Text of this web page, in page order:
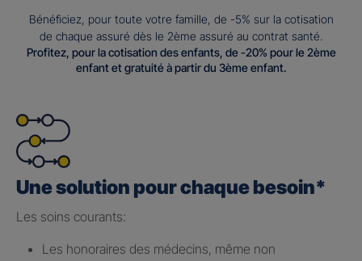
Bénéficiez, pour toute votre famille, de -5% sur la cotisation
de chaque assuré dès le 2ème assuré au contrat santé.
Profitez, pour la cotisation des enfants, de -20% pour le 2ème
enfant et gratuité à partir du 3ème enfant.
Une solution pour chaque besoin*
Les soins courants: ​
Les honoraires des médecins, même non